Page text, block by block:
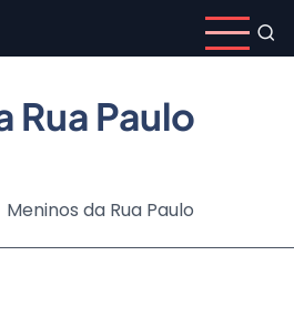
Rua Paulo
Meninos da Rua Paulo